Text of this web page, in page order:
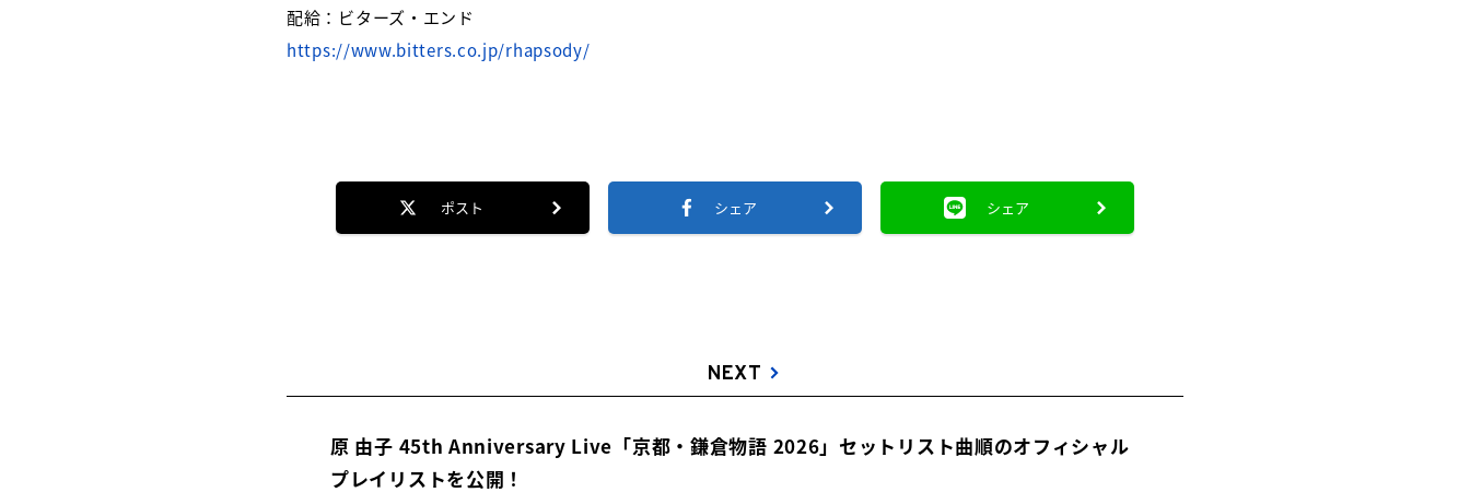
配給：ビターズ・エンド
https://www.bitters.co.jp/rhapsody/
ポスト シェア シェア
NEXT
原 由子 45th Anniversary Live「京都・鎌倉物語 2026」セットリスト曲順のオフィシャル
プレイリストを公開！